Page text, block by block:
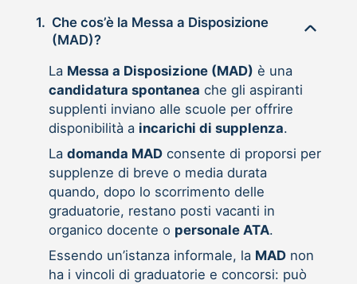
1. Che cos’è la Messa a Disposizione
(MAD)?
La Messa a Disposizione (MAD) è una
candidatura spontanea che gli aspiranti
supplenti inviano alle scuole per offrire
disponibilità a incarichi di supplenza.
La domanda MADconsente di proporsi per
supplenze di breve o media durata
quando, dopo lo scorrimento delle
graduatorie, restano posti vacanti in
organico docente o personale ATA.
Essendo un’istanza informale, la MADnon
ha i vincoli di graduatorie e concorsi: può